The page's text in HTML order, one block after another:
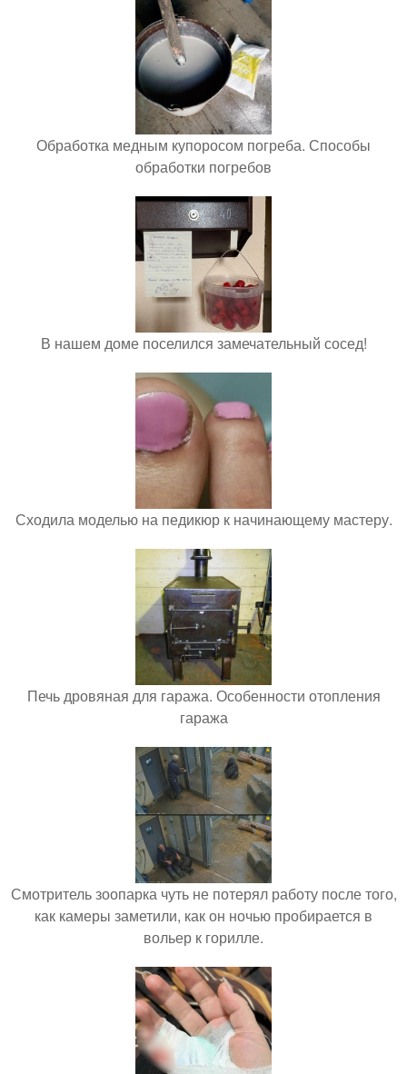
Обработка медным купоросом погреба. Способы
обработки погребов
В нашем доме поселился замечательный сосед!
Сходила моделью на педикюр к начинающему мастеру.
Печь дровяная для гаража. Особенности отопления
гаража
Смотритель зоопарка чуть не потерял работу после того,
как камеры заметили, как он ночью пробирается в
вольер к горилле.